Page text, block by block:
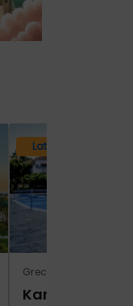
Lato 2026
Grecja / Samos /
Kampos